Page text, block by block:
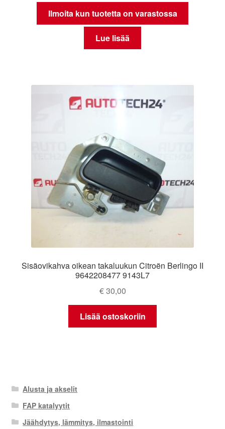
Ilmoita kun tuotetta on varastossa
Lue lisää
Sisäovikahva oikean takaluukun Citroën Berlingo II
9642208477 9143L7
€30,00
Lisää ostoskoriin
Alusta ja akselit
FAP katalyytit
Jäähdytys, lämmitys, ilmastointi